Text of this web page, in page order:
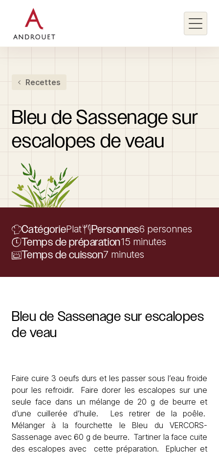
Rechercher un mot clé
Recettes
Bleu de Sassenage sur
escalopes de veau
CatégoriePlat Personnes6 personnes
Temps de préparation15 minutes
Temps de cuisson7 minutes
Bleu de Sassenage sur escalopes
de veau
Faire cuire 3 oeufs durs et les passer sous l’eau froide
pour les refroidir. Faire dorer les escalopes sur une
seule face dans un mélange de 20 g de beurre et
d’une cuillerée d’huile. Les retirer de la poêle.
Mélanger à la fourchette le Bleu du VERCORS-
Sassenage avec 60 g de beurre. Tartiner la face cuite
des escalopes avec cette préparation. Eplucher et